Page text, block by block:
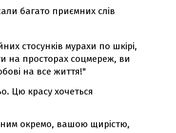
багато приємних слів
стосунків мурахи по шкірі,
просторах соцмереж, ви
на все життя!"
Цю красу хочеться
окремо, вашою щирістю,